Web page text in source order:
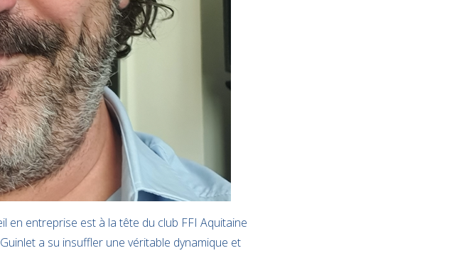
en entreprise est à la tête du club FFI Aquitaine
a su insuffler une véritable dynamique et